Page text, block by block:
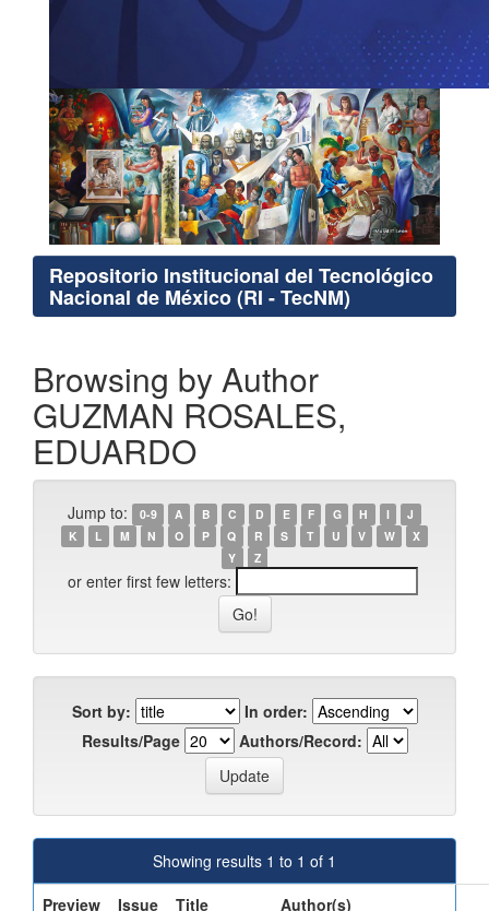
Repositorio Institucional del Tecnológico
Nacional de México (RI - TecNM)
Browsing by Author
GUZMAN ROSALES,
EDUARDO
Jump to: 0-9 A B C D E F G H I
J
K
L M N O P Q R S T U V W
X
Y
Z
or enter first few letters:
Sort by:
In order:
Results/Page
Authors/Record:
Showing results 1 to 1 of 1
Preview
Issue
Title Author(s)